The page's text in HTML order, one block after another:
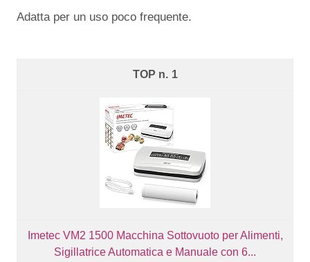
Adatta per un uso poco frequente.
1
Imetec VM2 1500 Macchina Sottovuoto per Alimenti,
Sigillatrice Automatica e Manuale con 6...